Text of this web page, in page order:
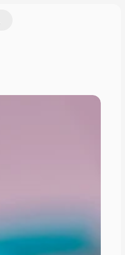
bilde